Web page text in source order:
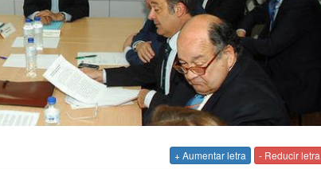
+ Aumentar letra - Reducir letra